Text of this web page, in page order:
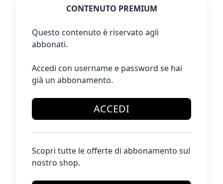
CONTENUTO PREMIUM
Questo contenuto è riservato agli
abbonati.
Accedi con username e password se hai
già un abbonamento.
ACCEDI
Scopri tutte le offerte di abbonamento sul
nostro shop.